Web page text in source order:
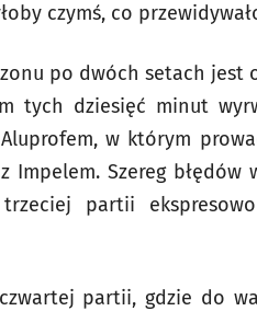
czymś, co
po dwóch setach
tych dziesięć minut
Aluprofem, w którym
Impelem. Szereg
partii
partii, gdzie do